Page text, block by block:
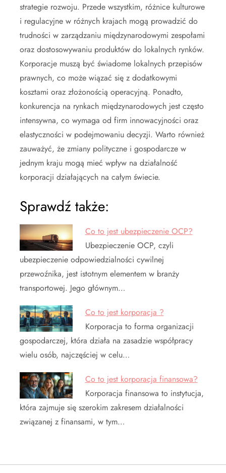
strategie rozwoju. Przede wszystkim, różnice kulturowe
i regulacyjne w różnych krajach mogą prowadzić do
trudności w zarządzaniu międzynarodowymi zespołami
oraz dostosowywaniu produktów do lokalnych rynków.
Korporacje muszą być świadome lokalnych przepisów
prawnych, co może wiązać się z dodatkowymi
kosztami oraz złożonością operacyjną. Ponadto,
konkurencja na rynkach międzynarodowych jest często
intensywna, co wymaga od firm innowacyjności oraz
elastyczności w podejmowaniu decyzji. Warto również
zauważyć, że zmiany polityczne i gospodarcze w
jednym kraju mogą mieć wpływ na działalność
korporacji działających na całym świecie.
Sprawdź także:
Co to jest ubezpieczenie OCP?
Ubezpieczenie OCP, czyli
ubezpieczenie odpowiedzialności cywilnej
przewoźnika, jest istotnym elementem w branży
transportowej. Jego głównym…
Co to jest korporacja ?
Korporacja to forma organizacji
gospodarczej, która działa na zasadzie współpracy
wielu osób, najczęściej w celu…
Co to jest korporacja finansowa?
Korporacja finansowa to instytucja,
która zajmuje się szerokim zakresem działalności
związanej z finansami, w tym…